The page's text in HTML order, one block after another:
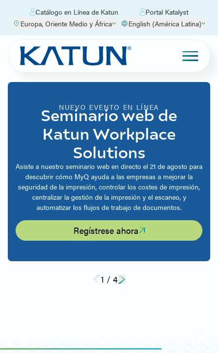
Catálogo en Línea de Katun
Portal Katalyst
Europa, Oriente Medio y África
English (América Latina)
NUEVO EVENTO EN LÍNEA
Seminario web de
Katun Workplace
Solutions
Asiste a nuestro seminario web en directo el 21 de agosto para
descubrir cómo MyQ ayuda a las empresas a mejorar la
seguridad de la impresión, controlar los costes de impresión,
centralizar la gestión de la impresión y el escaneo, y
automatizar los flujos de trabajo de documentos.
Regístrese ahora
1 / 4